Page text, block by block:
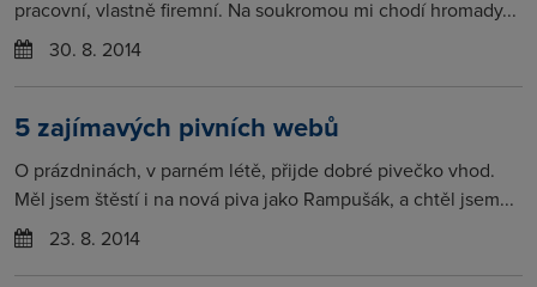
pracovní, vlastně firemní. Na soukromou mi chodí hromady...
30. 8. 2014
5 zajímavých pivních webů
O prázdninách, v parném létě, přijde dobré pivečko vhod.
Měl jsem štěstí i na nová piva jako Rampušák, a chtěl jsem...
23. 8. 2014